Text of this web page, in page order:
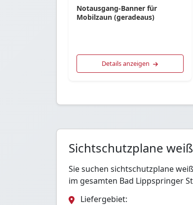
Notausgang-Banner für
Mobilzaun (geradeaus)
Details anzeigen
Sichtschutzplane
Sie suchen sichtschutzplane
im gesamten Bad Lippspringer
Liefergebiet: